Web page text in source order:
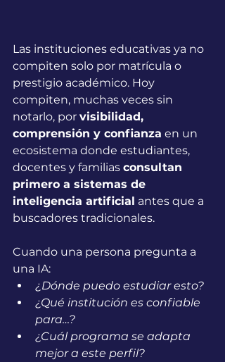
Las instituciones educativas ya no
compiten solo por matrícula o
prestigio académico. Hoy
compiten, muchas veces sin
notarlo, por visibilidad,
comprensión y confianza en un
ecosistema donde estudiantes,
docentes y familias consultan
primero a sistemas de
inteligencia artificial antes que a
buscadores tradicionales.
Cuando una persona pregunta a
una IA:
¿Dónde puedo estudiar esto?
¿Qué institución es confiable
para…?
¿Cuál programa se adapta
mejor a este perfil?